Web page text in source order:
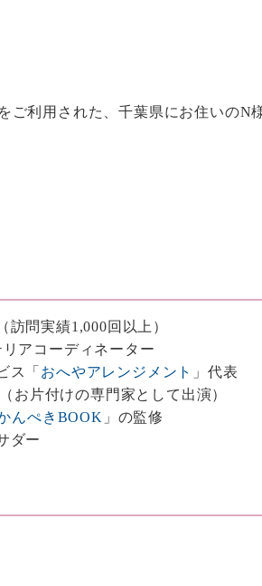
ご利用された、千葉県にお住いのN
問実績1,000回以上）
アコーディネーター
ス「 おへやアレンジメント
」代表
お片付けの専門家として出演）
んぺきBOOK 」の監修
ダー